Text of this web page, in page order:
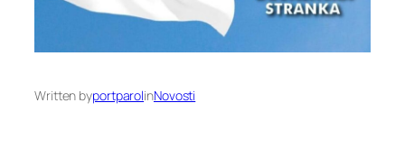
Written byportparolinNovosti